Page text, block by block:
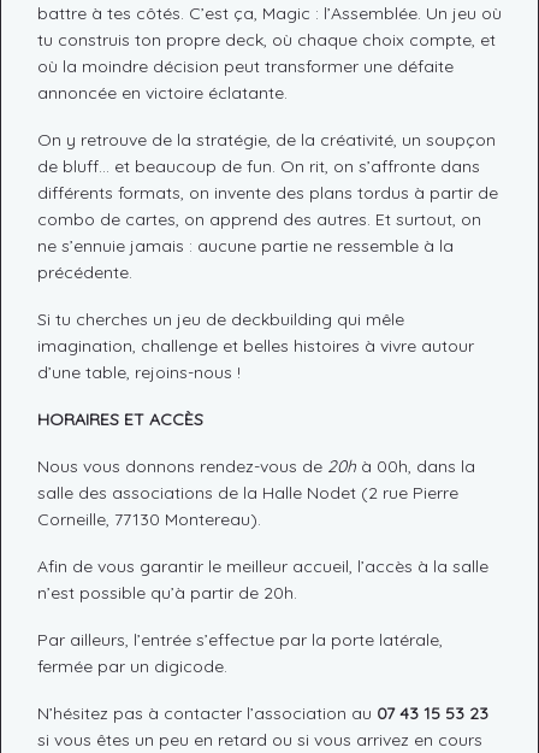
battre à tes côtés. C’est ça, Magic : l’Assemblée. Un jeu où
tu construis ton propre deck, où chaque choix compte, et
où la moindre décision peut transformer une défaite
annoncée en victoire éclatante.
On y retrouve de la stratégie, de la créativité, un soupçon
de bluff… et beaucoup de fun. On rit, on s’affronte dans
différents formats, on invente des plans tordus à partir de
combo de cartes, on apprend des autres. Et surtout, on
ne s’ennuie jamais : aucune partie ne ressemble à la
précédente.
Si tu cherches un jeu de deckbuilding qui mêle
imagination, challenge et belles histoires à vivre autour
d’une table, rejoins-nous !
HORAIRES ET ACCÈS
Nous vous donnons rendez-vous de 20h à 00h, dans la
salle des associations de la Halle Nodet (2 rue Pierre
Corneille, 77130 Montereau).
Afin de vous garantir le meilleur accueil, l’accès à la salle
n’est possible qu’à partir de 20h.
Par ailleurs, l’entrée s’effectue par la porte latérale,
fermée par un digicode.
N’hésitez pas à contacter l’association au 07 43 15 53 23
si vous êtes un peu en retard ou si vous arrivez en cours